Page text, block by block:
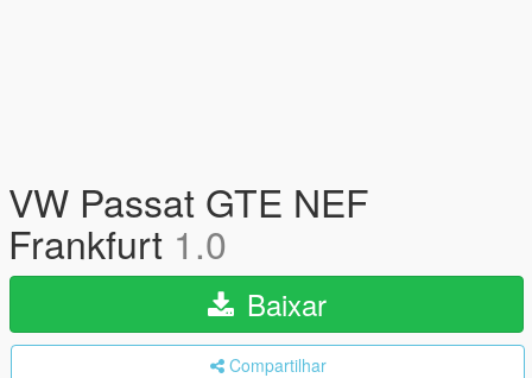
VW Passat GTE NEF
Frankfurt 1.0
Baixar
Compartilhar